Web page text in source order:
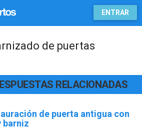
ENTRAR
de puertas
RELACIONADAS
de puerta antigua con
barniz